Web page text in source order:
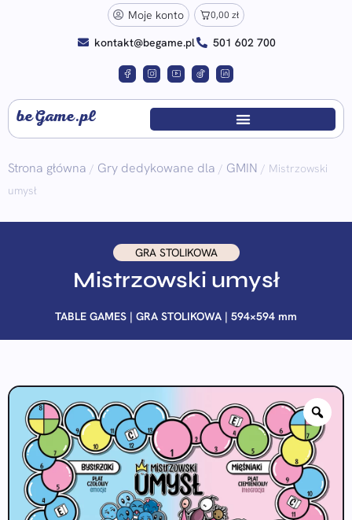
Moje konto 0,00 zł
kontakt@begame.pl 501 602 700
beGame.pl
Strona główna / Gry dedykowane dla / GMIN / Mistrzowski
umysł
GRA STOLIKOWA
Mistrzowski umysł
TABLE GAMES | GRA STOLIKOWA | 594×594 mm